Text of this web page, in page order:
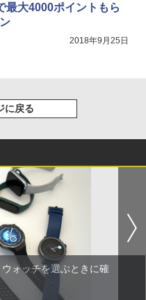
最大4000ポイントもら
2018年9月25日
に戻る
ォッチを選ぶときに確